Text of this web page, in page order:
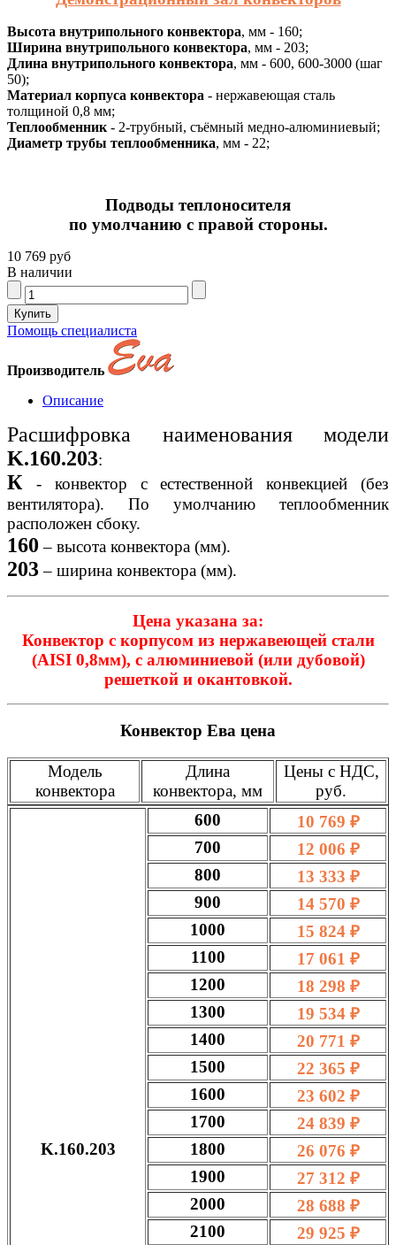
Высота внутрипольного конвектора, мм - 160;
Ширина внутрипольного конвектора, мм - 203;
Длина внутрипольного конвектора, мм - 600, 600-3000 (шаг
50);
Материал корпуса конвектора - нержавеющая сталь
толщиной 0,8 мм;
Теплообменник - 2-трубный, съёмный медно-алюминиевый;
Диаметр трубы теплообменника, мм - 22;
Подводы теплоносителя
по умолчанию с правой стороны.
10 769 руб
В наличии
Помощь специалиста
Производитель
Описание
Расшифровка наименования модели
K.160.203:
К
- конвектор с естественной конвекцией (без
вентилятора). По умолчанию теплообменник
расположен сбоку.
160 – высота конвектора (мм).
203– ширина конвектора (мм).
Цена указана за:
Конвектор с корпусом из нержавеющей стали
(AISI 0,8мм), с алюминиевой (или дубовой)
решеткой и окантовкой.
Конвектор Ева цена
Модель
конвектора
Длина
конвектора, мм
Цены с НДС,
руб.
K.160.203
600
10 769 ₽
700
12 006 ₽
800
13 333 ₽
900
14 570 ₽
1000
15 824 ₽
1100
17 061 ₽
1200
18 298 ₽
1300
19 534 ₽
1400
20 771 ₽
1500
22 365 ₽
1600
23 602 ₽
1700
24 839 ₽
1800
26 076 ₽
1900
27 312 ₽
2000
28 688 ₽
2100
29 925 ₽